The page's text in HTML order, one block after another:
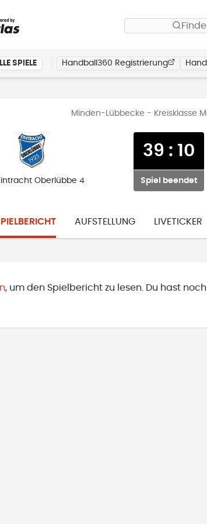
SPIELE Handball360 Registrierung
Minden-Lübbecke - Kreisklasse
Eintracht Oberlübbe 4
39 : 10
Spiel beendet
AUFSTELLUNG LIVETICKER
, um den Spielbericht zu lesen. Du hast